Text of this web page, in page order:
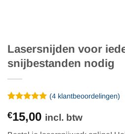
Lasersnijden voor
snijbestanden nodig
5op 5
gebaseerd
op
(4klantbeoordelingen)
€15,00 incl. btw